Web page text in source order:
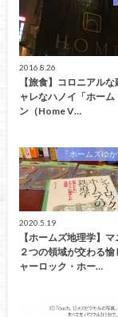
2016.8.26
【旅食】コロニアル
ャレなハノイ「ホーム
ン（Home V…
「ホームズゆ
2020.5.19
【ホームズ地理学】
２つの領域が交わる
ャーロック・ホー…